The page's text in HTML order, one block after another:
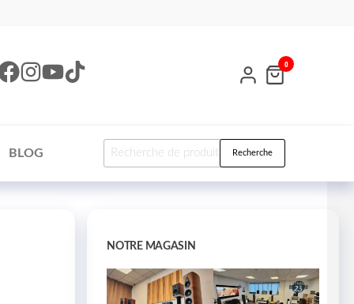
0
BLOG Recherche
NOTRE MAGASIN